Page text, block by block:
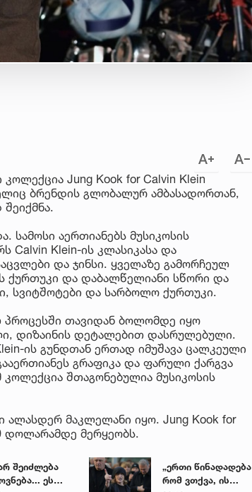
Jung Kook for Calvin Klein
ბრენდის გლობალურ ამბასადორთან,
სამოსი აერთიანებს მუსიკოსის
Calvin Klein-ის კლასიკასა და
და ჯინსი. ყველაზე გამორჩეულ
ქურთუკი და დაბალწელიანი სწორი და
სვიტშოტები და სარბოლო ქურთუკი.
პროცესში თავიდან ბოლომდე იყო
დიზაინის დეტალებით დასრულებული.
ის გუნდთან ერთად იმუშავა ცალკეული
გრაფიკა და ფარული ქარგვა
შთაგონებულია მუსიკოსის
ალასდერ მაკლელანი იყო. Jung Kook for
დოლარამდე მერყეობს.
შეიძლება
ეს
„ერთი წინადადება
რომ ვთქვა, ის